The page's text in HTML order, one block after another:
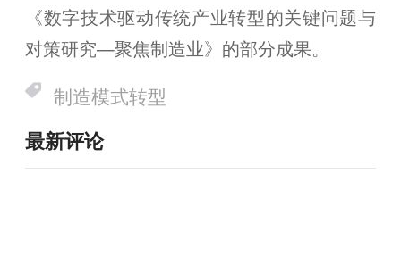
《数字技术驱动传统产业转型的关键问题与
对策研究—聚焦制造业》的部分成果。
制造模式转型
最新评论